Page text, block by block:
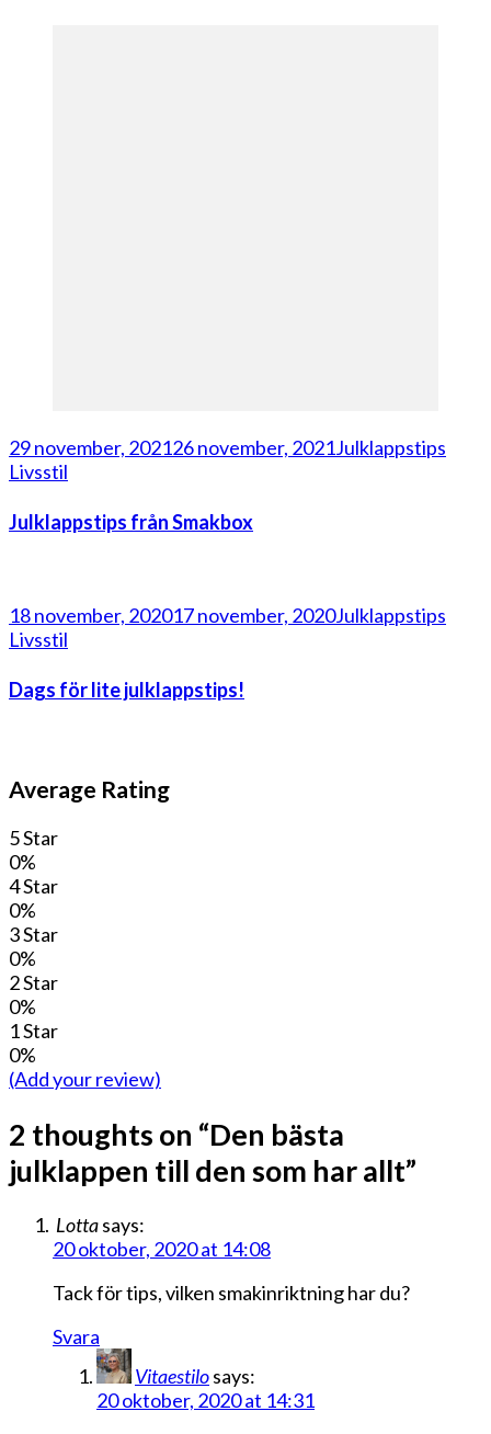
29 november, 202126 november, 2021Julklappstips
Livsstil
Julklappstips från Smakbox
18 november, 202017 november, 2020Julklappstips
Livsstil
Dags för lite julklappstips!
Average Rating
5 Star
0%
4 Star
0%
3 Star
0%
2 Star
0%
1 Star
0%
(Add your review)
2 thoughts on “Den bästa
julklappen till den som har allt”
Lottasays:
20 oktober, 2020 at 14:08
Tack för tips, vilken smakinriktning har du?
Svara
Vitaestilosays:
20 oktober, 2020 at 14:31